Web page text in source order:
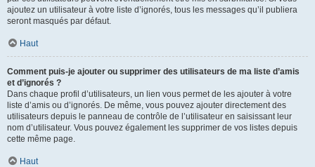
ajoutez un utilisateur à votre liste d’ignorés, tous les messages qu’il publiera
seront masqués par défaut.
Haut
Comment puis-je ajouter ou supprimer des utilisateurs de ma liste d’amis
et d’ignorés ?
Dans chaque profil d’utilisateurs, un lien vous permet de les ajouter à votre
liste d’amis ou d’ignorés. De même, vous pouvez ajouter directement des
utilisateurs depuis le panneau de contrôle de l’utilisateur en saisissant leur
nom d’utilisateur. Vous pouvez également les supprimer de vos listes depuis
cette même page.
Haut